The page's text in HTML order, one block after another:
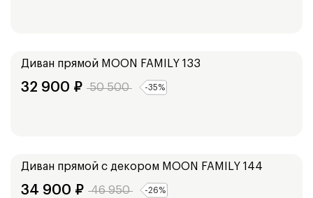
Диван прямой MOON FAMILY 133
32 900 ₽ 50 500 -35%
Диван прямой с декором MOON FAMILY 144
34 900 ₽ 46 950 -26%